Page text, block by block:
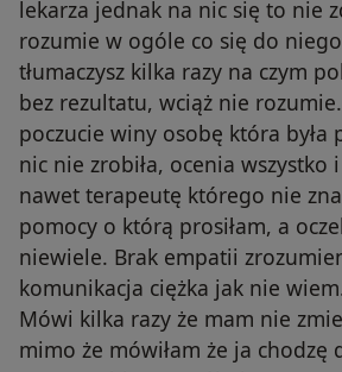
lekarza jednak na nic się to nie
rozumie w ogóle co się do
tłumaczysz kilka razy na czym
bez rezultatu, wciąż nie
poczucie winy osobę która była
nic nie zrobiła, ocenia wszystko
nawet terapeutę którego nie
pomocy o którą prosiłam, a
niewiele. Brak empatii
komunikacja ciężka jak nie
Mówi kilka razy że mam nie
mimo że mówiłam że ja chodzę